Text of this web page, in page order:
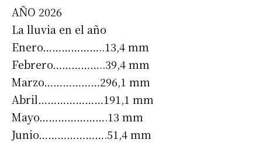
AÑO 2026
La lluvia en el año
Enero………………..13,4 mm
Febrero……………..39,4 mm
Marzo………………296,1 mm
Abril…………………191,1 mm
Mayo………………….13 mm
Junio………………….51,4 mm